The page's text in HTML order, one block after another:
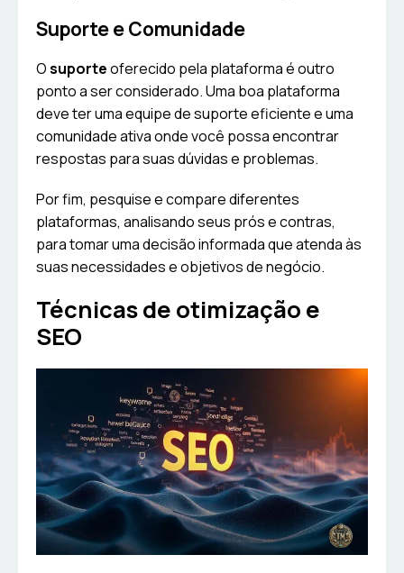
Suporte e Comunidade
Osuporteoferecido pela plataforma é outro
ponto a ser considerado. Uma boa plataforma
deve ter uma equipe de suporte eficiente e uma
comunidade ativa onde você possa encontrar
respostas para suas dúvidas e problemas.
Por fim, pesquise e compare diferentes
plataformas, analisando seus prós e contras,
para tomar uma decisão informada que atenda às
suas necessidades e objetivos de negócio.
Técnicas de otimização e
SEO